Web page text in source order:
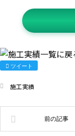
ツイート
施工実績